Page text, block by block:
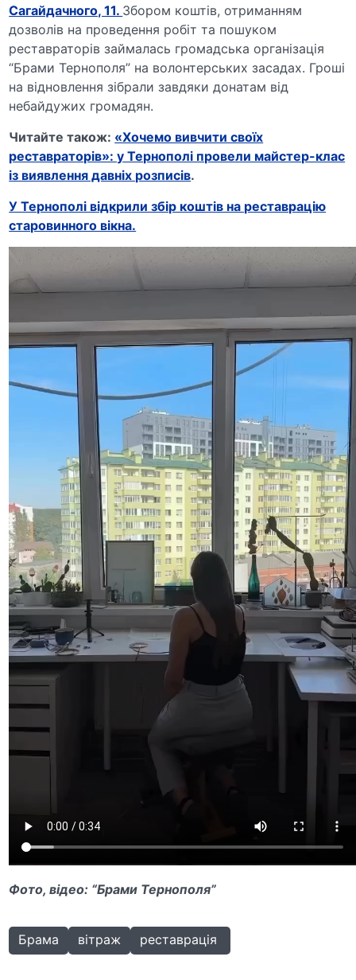
Сагайдачного, 11. Збором коштів, отриманням
дозволів на проведення робіт та пошуком
реставраторів займалась громадська організація
“Брами Тернополя” на волонтерських засадах. Гроші
на відновлення зібрали завдяки донатам від
небайдужих громадян.
Читайте також: «Хочемо вивчити своїх
реставраторів»: у Тернополі провели майстер-клас
із виявлення давніх розписів.
У Тернополі відкрили збір коштів на реставрацію
старовинного вікна.
Фото, відео: “Брами Тернополя”
Брама вітраж реставрація